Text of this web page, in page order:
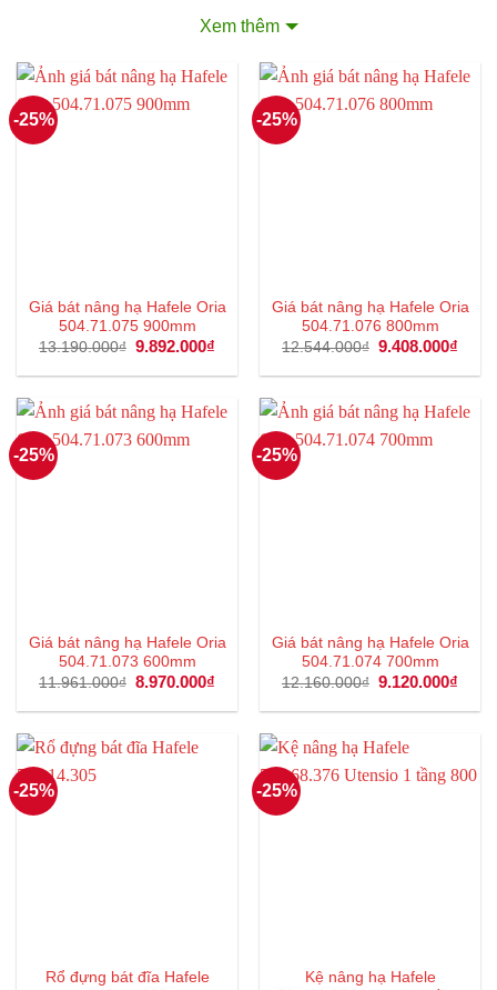
gồm loại 600mm, 700mm, 800mm và 900mm.
900mm với khả năng chịu tải 12kg và thao tác nhẹ nhàng,
được nhiều gia đình tin chọn nhờ sự tiện lợi cho mọi thành
viên.
Xem thêm
-25%
Giá bát nâng hạ Hafele Oria
504.71.075 900mm
13.190.000₫ Giá
là:
9.892.000₫
tại
9.892.000₫.
-25%
Giá bát nâng hạ Hafele Oria
504.71.076 800mm
12.544.000₫ Giá
là:
9.408.000₫
tại
-25%
Giá bát nâng hạ Hafele Oria
504.71.073 600mm
11.961.000₫ Giá
là:
8.970.000₫
tại
8.970.000₫.
-25%
Giá bát nâng hạ Hafele Oria
504.71.074 700mm
12.160.000₫ Giá
là:
9.120.000₫
tại
-25%
Rổ đựng bát đĩa Hafele
-25%
Kệ nâng hạ Hafele